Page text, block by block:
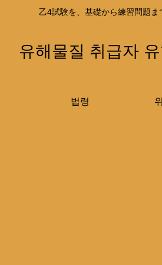
乙4試験を、基礎から練習問題ま
유해물질 취급자
법령